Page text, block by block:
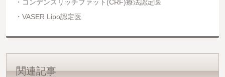
コンデンスリッチファット(CRF)療法認定医
VASER Lipo認定医
関連記事